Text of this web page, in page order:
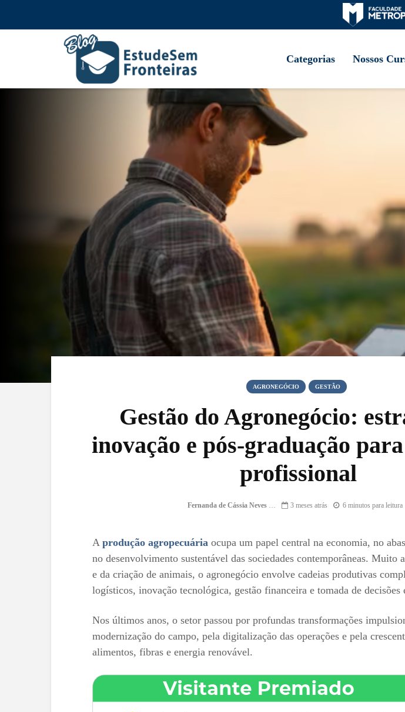
Categorias Nossos
AGRONEGÓCIO GESTÃO
Gestão do Agronegócio:
inovação e pós-graduação
profissional
Fernanda de Cássia Neves Esteca 3 meses atrás 6 minutos para leitura
A produção agropecuária ocupa um papel central na economia, no
no desenvolvimento sustentável das sociedades contemporâneas. Muito
e da criação de animais, o agronegócio envolve cadeias produtivas
logísticos, inovação tecnológica, gestão financeira e tomada de decisões
Nos últimos anos, o setor passou por profundas transformações
modernização do campo, pela digitalização das operações e pela
alimentos, fibras e energia renovável.